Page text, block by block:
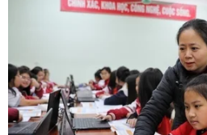
Để trái sầu riêng đáp ứng yêu
xuất khẩu bền vững
07/08/2026 07:34